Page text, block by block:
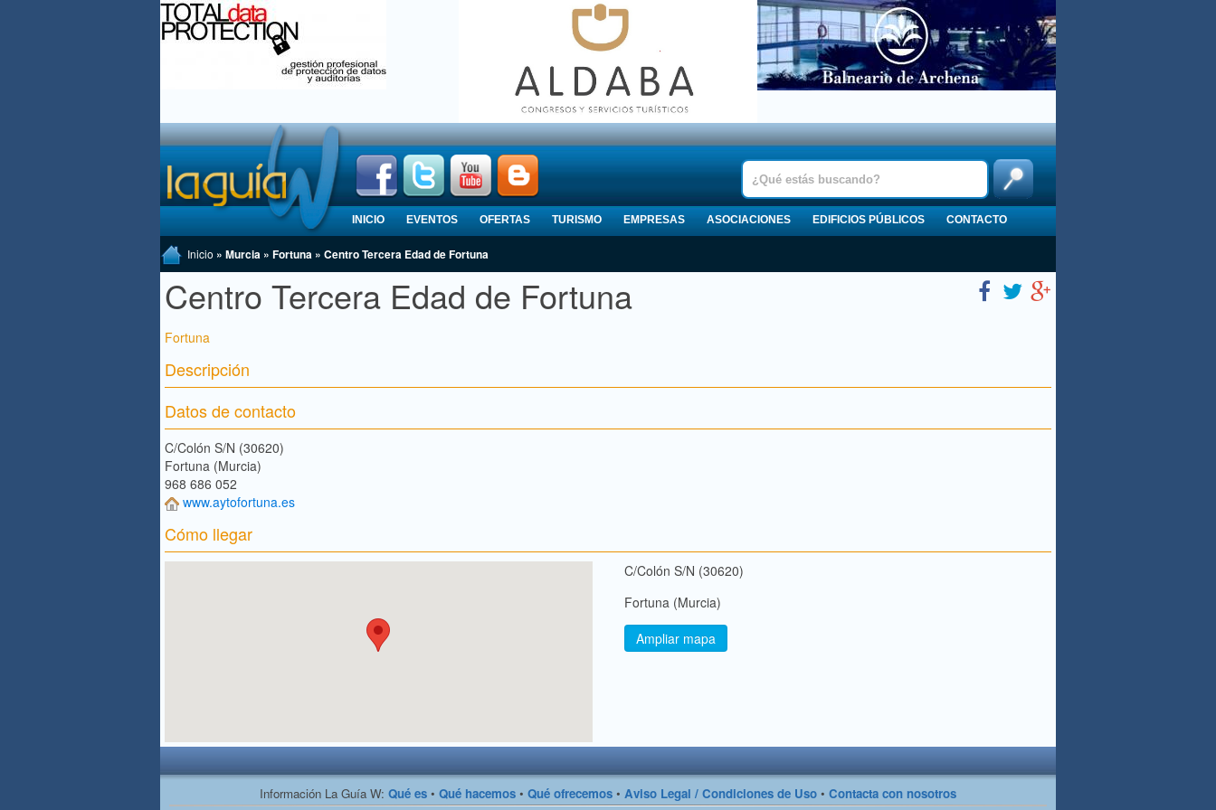
INICIO EVENTOS OFERTAS TURISMO EMPRESAS ASOCIACIONES EDIFICIOS PÚBLICOS CONTACTO
Inicio » Murcia » Fortuna » Centro Tercera Edad de Fortuna
Centro Tercera Edad de Fortuna
Fortuna
Descripción
Datos de contacto
C/Colón S/N (30620)
Fortuna (Murcia)
968 686 052
www.aytofortuna.es
Cómo llegar
C/Colón S/N (30620)
Fortuna (Murcia)
Ampliar mapa
Información La Guía W: Qué es • Qué hacemos • Qué ofrecemos • Aviso Legal / Condiciones de Uso • Contacta con nosotros